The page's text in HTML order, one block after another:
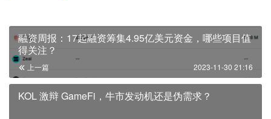
融资周报：17起融资筹集4.95亿美元资金，哪些项目值
得关注？
上一篇 2023-11-30 21:16
KOL 激辩 GameFi，牛市发动机还是伪需求？